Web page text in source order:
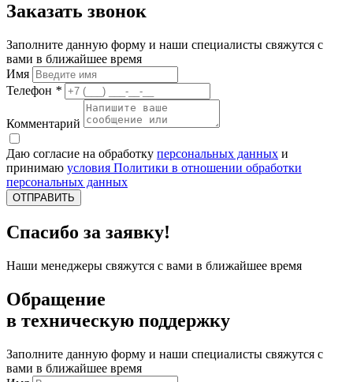
Заказать звонок
Заполните данную форму и наши специалисты свяжутся с
вами в ближайшее время
Имя
Телефон *
Комментарий
Даю согласие на обработку персональных данных и
принимаю условия Политики в отношении обработки
персональных данных
ОТПРАВИТЬ
Спасибо за заявку!
Наши менеджеры свяжутся с вами в ближайшее время
Обращение
в техническую поддержку
Заполните данную форму и наши специалисты свяжутся с
вами в ближайшее время